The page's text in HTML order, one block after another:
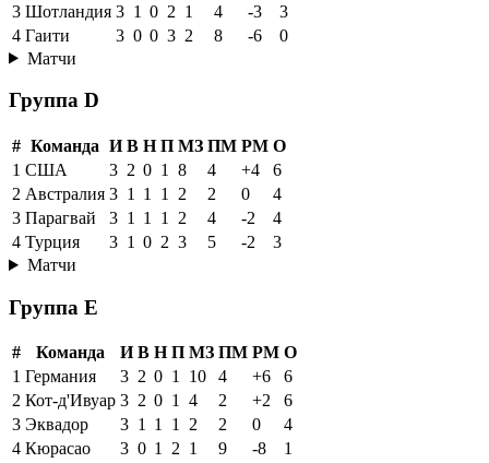
3 Шотландия 3 1 0 2 1 4 -3
3
4 Гаити 3 0 0 3 2 8 -6
0
Матчи
Группа D
# Команда И В Н П МЗ ПМ РМ О
1 США 3 2 0 1 8 4 +4
6
2 Австралия 3 1 1 1 2 2 0
4
3 Парагвай 3 1 1 1 2 4 -2
4
4 Турция 3 1 0 2 3 5 -2
3
Матчи
Группа E
# Команда И В Н П МЗ ПМ РМ О
1 Германия 3 2 0 1 10 4 +6
6
2 Кот-д'Ивуар 3 2 0 1 4 2 +2
6
3 Эквадор 3 1 1 1 2 2 0
4
4 Кюрасао 3 0 1 2 1 9 -8
1